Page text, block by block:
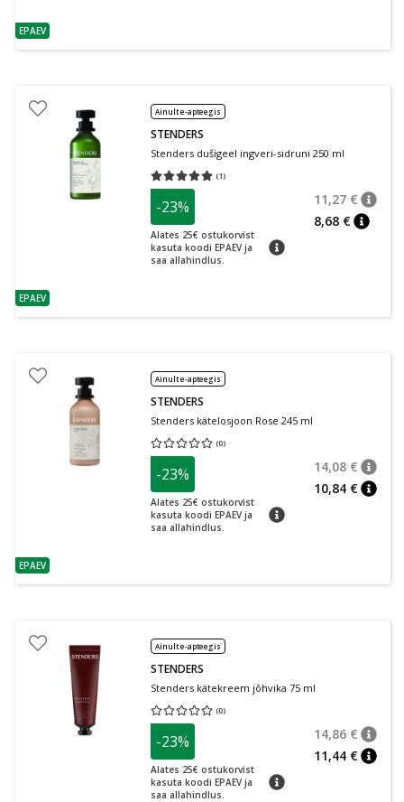
nõuanne
EPAEV
nõuanne
EPAEV
Ainult e-apteegis
STENDERS
Stenders dušigeel ingveri-sidruni 250 ml
(1)
Keskmine hinnang 5.00
-23%
Alates 25€ ostukorvist
kasuta koodi EPAEV ja
saa allahindlus.
nõuanne
11,27 €
8,68 €
nõuanne
EPAEV
Ainult e-apteegis
STENDERS
Stenders kätelosjoon Rose 245 ml
(0)
Keskmine hinnang 0.00
-23%
Alates 25€ ostukorvist
kasuta koodi EPAEV ja
saa allahindlus.
nõuanne
14,08 €
10,84 €
Ainult e-apteegis
STENDERS
Stenders kätekreem jõhvika 75 ml
(0)
Keskmine hinnang 0.00
-23%
Alates 25€ ostukorvist
kasuta koodi EPAEV ja
saa allahindlus.
nõuanne
14,86 €
11,44 €